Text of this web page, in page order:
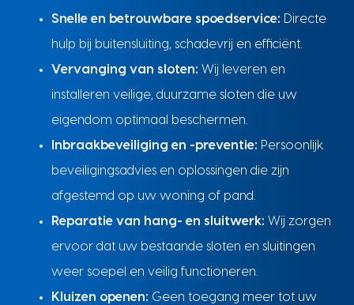
Snelle en betrouwbare spoedservice: Directe
hulp bij buitensluiting, schadevrij en efficiënt.
Vervanging van sloten: Wij leveren en
installeren veilige, duurzame sloten die uw
eigendom optimaal beschermen.
Inbraakbeveiliging en -preventie: Persoonlijk
beveiligingsadvies en oplossingen die zijn
afgestemd op uw woning of pand.
Reparatie van hang- en sluitwerk: Wij zorgen
ervoor dat uw bestaande sloten en sluitingen
weer soepel en veilig functioneren.
Kluizen openen: Geen toegang meer tot uw